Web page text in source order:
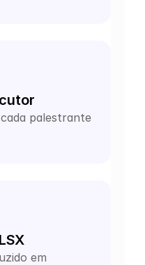
palestrante
em